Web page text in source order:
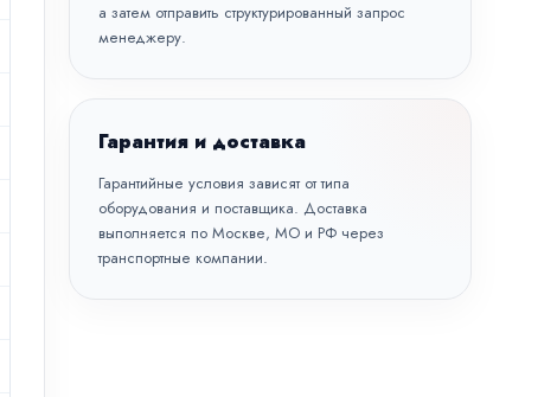
а затем отправить структурированный запрос
менеджеру.
Гарантия и доставка
Гарантийные условия зависят от типа
оборудования и поставщика. Доставка
выполняется по Москве, МО и РФ через
транспортные компании.